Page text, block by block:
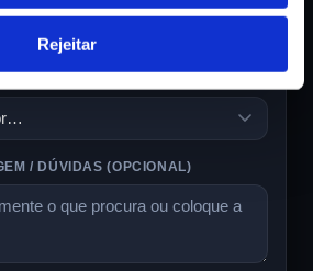
Rejeitar
/ DÚVIDAS(OPCIONAL)